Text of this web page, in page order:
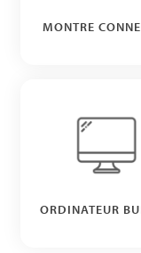
MONTRE
ORDINATEUR